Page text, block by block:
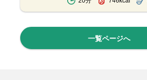
一覧ページへ